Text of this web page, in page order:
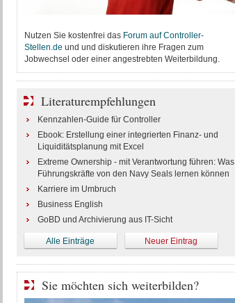
Nutzen Sie kostenfrei das Forum auf Controller-
Stellen.de und und diskutieren ihre Fragen zum
Jobwechsel oder einer angestrebten Weiterbildung.
Literaturempfehlungen
Kennzahlen-Guide für Controller
Ebook: Erstellung einer integrierten Finanz- und
Liquiditätsplanung mit Excel
Extreme Ownership - mit Verantwortung führen: Was
Führungskräfte von den Navy Seals lernen können
Karriere im Umbruch
Business English
GoBD und Archivierung aus IT-Sicht
Alle Einträge Neuer Eintrag
Sie möchten sich weiterbilden?